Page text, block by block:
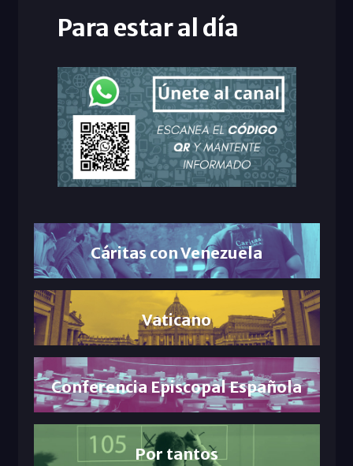
Para estar al día
Cáritas con Venezuela
Vaticano
Conferencia Episcopal Española
Por tantos